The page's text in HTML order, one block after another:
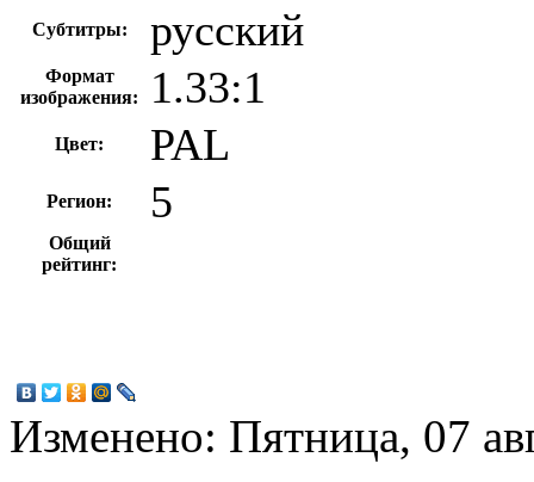
Субтитры: русский
Формат
изображения:
1.33:1
Цвет: PAL
Регион: 5
Общий
рейтинг:
Изменено: Пятница, 07